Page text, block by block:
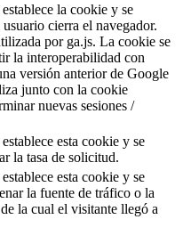
la cookie y se
cierra el navegador.
por ga.js. La cookie se
la interoperabilidad con
versión anterior de Google
junto con la cookie
nuevas sesiones /
esta cookie y se
la tasa de solicitud.
esta cookie y se
la fuente de tráfico o la
la cual el visitante llegó a